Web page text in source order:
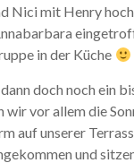
Nici mit Henry
in der Küche
doch noch ein
vor allem die
auf unserer
und